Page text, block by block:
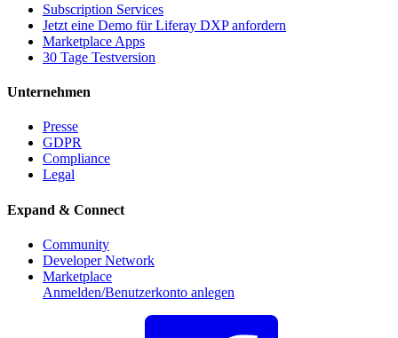
Subscription Services
Jetzt eine Demo für Liferay DXP anfordern
Marketplace Apps
30 Tage Testversion
Unternehmen
Presse
GDPR
Compliance
Legal
Expand & Connect
Community
Developer Network
Marketplace
Anmelden/Benutzerkonto anlegen